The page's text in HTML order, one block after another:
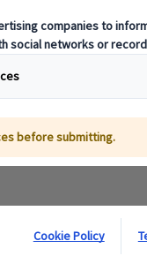
kellene
betekintést